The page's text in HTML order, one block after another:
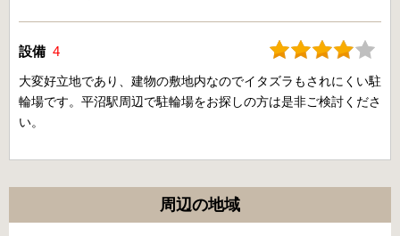
設備 4
大変好立地であり、建物の敷地内なのでイタズラもされにくい駐
輪場です。平沼駅周辺で駐輪場をお探しの方は是非ご検討くださ
い。
周辺の地域